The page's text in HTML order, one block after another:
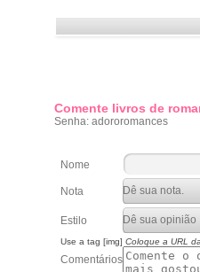
Comente livros de
Senha: adororomances
Nome
Nota
Estilo
Use a tag [img] Coloque a URL
Comentários